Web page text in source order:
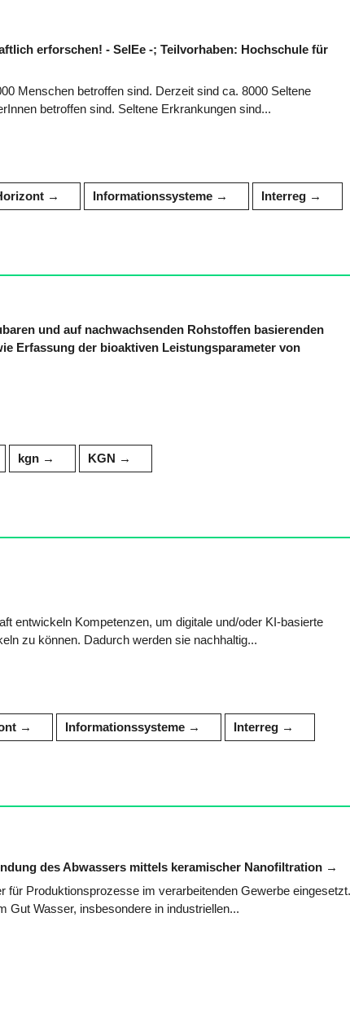
erforschen! - SelEe -; Teilvorhaben: Hochschule für
Menschen betroffen sind. Derzeit sind ca. 8000 Seltene
betroffen sind. Seltene Erkrankungen sind...
Informationssysteme Interreg
und auf nachwachsenden Rohstoffen basierenden
Erfassung der bioaktiven Leistungsparameter von
kgn KGN
entwickeln Kompetenzen, um digitale und/oder KI-basierte
zu können. Dadurch werden sie nachhaltig...
Informationssysteme Interreg
des Abwassers mittels keramischer Nanofiltration
Produktionsprozesse im verarbeitenden Gewerbe eingesetzt.
Gut Wasser, insbesondere in industriellen...